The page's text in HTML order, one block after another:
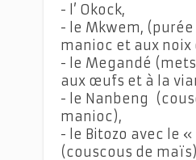
- l’ Okock,
- le Mkwem,
manioc et aux
- le Megandé
aux œufs et à la
- le Nanbeng
manioc),
- le Bitozo avec le
(couscous de